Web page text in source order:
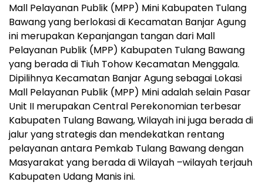
Mall Pelayanan Publik (MPP) Mini Kabupaten Tulang
Bawang yang berlokasi di Kecamatan Banjar Agung
ini merupakan Kepanjangan tangan dari Mall
Pelayanan Publik (MPP) Kabupaten Tulang Bawang
yang berada di Tiuh Tohow Kecamatan Menggala.
Dipilihnya Kecamatan Banjar Agung sebagai Lokasi
Mall Pelayanan Publik (MPP) Mini adalah selain Pasar
Unit II merupakan Central Perekonomian terbesar
Kabupaten Tulang Bawang, Wilayah ini juga berada di
jalur yang strategis dan mendekatkan rentang
pelayanan antara Pemkab Tulang Bawang dengan
Masyarakat yang berada di Wilayah –wilayah terjauh
Kabupaten Udang Manis ini.